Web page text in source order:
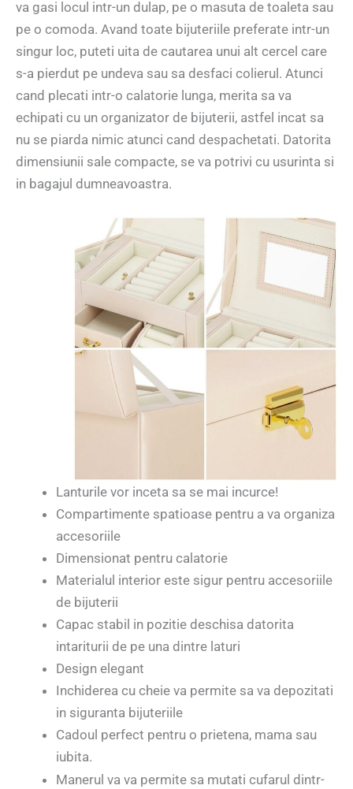
va gasi locul intr-un dulap, pe o masuta de toaleta sau
pe o comoda. Avand toate bijuteriile preferate intr-un
singur loc, puteti uita de cautarea unui alt cercel care
s-a pierdut pe undeva sau sa desfaci colierul. Atunci
cand plecati intr-o calatorie lunga, merita sa va
echipati cu un organizator de bijuterii, astfel incat sa
nu se piarda nimic atunci cand despachetati. Datorita
dimensiunii sale compacte, se va potrivi cu usurinta si
in bagajul dumneavoastra.
Lanturile vor inceta sa se mai incurce!
Compartimente spatioase pentru a va organiza
accesoriile
Dimensionat pentru calatorie
Materialul interior este sigur pentru accesoriile
de bijuterii
Capac stabil in pozitie deschisa datorita
intariturii de pe una dintre laturi
Design elegant
Inchiderea cu cheie va permite sa va depozitati
in siguranta bijuteriile
Cadoul perfect pentru o prietena, mama sau
iubita.
Manerul va va permite sa mutati cufarul dintr-